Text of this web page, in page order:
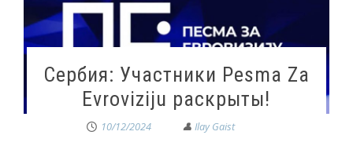
Сербия: Участники Pesma Za
Evroviziju раскрыты!
10/12/2024